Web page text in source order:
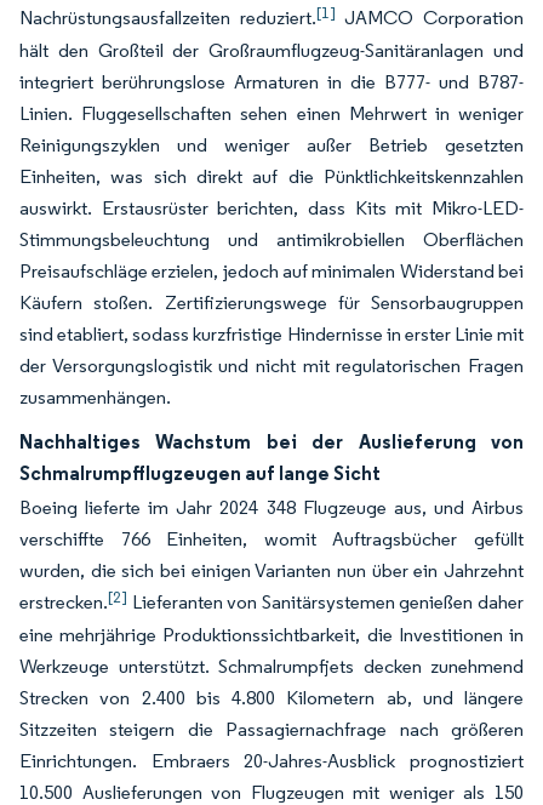
Nachrüstungsausfallzeiten reduziert.[1] JAMCO Corporation
hält den Großteil der Großraumflugzeug-Sanitäranlagen und
integriert berührungslose Armaturen in die B777- und B787-
Linien. Fluggesellschaften sehen einen Mehrwert in weniger
Reinigungszyklen und weniger außer Betrieb gesetzten
Einheiten, was sich direkt auf die Pünktlichkeitskennzahlen
auswirkt. Erstausrüster berichten, dass Kits mit Mikro-LED-
Stimmungsbeleuchtung und antimikrobiellen Oberflächen
Preisaufschläge erzielen, jedoch auf minimalen Widerstand bei
Käufern stoßen. Zertifizierungswege für Sensorbaugruppen
sind etabliert, sodass kurzfristige Hindernisse in erster Linie mit
der Versorgungslogistik und nicht mit regulatorischen Fragen
zusammenhängen.
Nachhaltiges Wachstum bei der Auslieferung von
Schmalrumpfflugzeugen auf lange Sicht
Boeing lieferte im Jahr 2024 348 Flugzeuge aus, und Airbus
verschiffte 766 Einheiten, womit Auftragsbücher gefüllt
wurden, die sich bei einigen Varianten nun über ein Jahrzehnt
erstrecken.[2] Lieferanten von Sanitärsystemen genießen daher
eine mehrjährige Produktionssichtbarkeit, die Investitionen in
Werkzeuge unterstützt. Schmalrumpfjets decken zunehmend
Strecken von 2.400 bis 4.800 Kilometern ab, und längere
Sitzzeiten steigern die Passagiernachfrage nach größeren
Einrichtungen. Embraers 20-Jahres-Ausblick prognostiziert
10.500 Auslieferungen von Flugzeugen mit weniger als 150